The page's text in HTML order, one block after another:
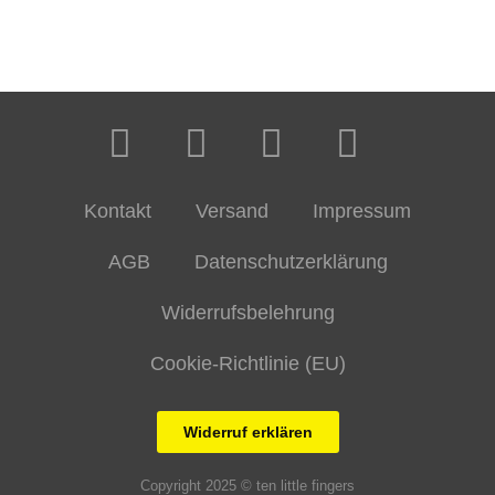
Kontakt Versand Impressum
AGB Datenschutzerklärung
Widerrufsbelehrung
Cookie-Richtlinie (EU)
Widerruf erklären
Copyright 2025 © ten little fingers